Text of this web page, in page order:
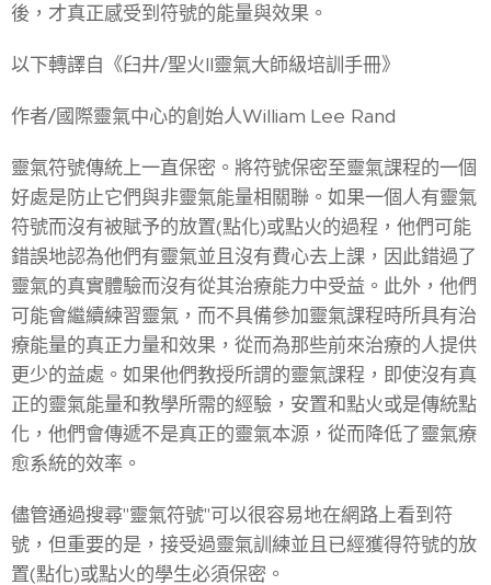
後，才真正感受到符號的能量與效果。
以下轉譯自《臼井/聖火II靈氣大師級培訓手冊》
作者/國際靈氣中心的創始人William Lee Rand
靈氣符號傳統上一直保密。將符號保密至靈氣課程的一個
好處是防止它們與非靈氣能量相關聯。如果一個人有靈氣
符號而沒有被賦予的放置(點化)或點火的過程，他們可能
錯誤地認為他們有靈氣並且沒有費心去上課，因此錯過了
靈氣的真實體驗而沒有從其治療能力中受益。此外，他們
可能會繼續練習靈氣，而不具備參加靈氣課程時所具有治
療能量的真正力量和效果，從而為那些前來治療的人提供
更少的益處。如果他們教授所謂的靈氣課程，即使沒有真
正的靈氣能量和教學所需的經驗，安置和點火或是傳統點
化，他們會傳遞不是真正的靈氣本源，從而降低了靈氣療
愈系統的效率。
儘管通過搜尋"靈氣符號"可以很容易地在網路上看到符
號，但重要的是，接受過靈氣訓練並且已經獲得符號的放
置(點化)或點火的學生必須保密。